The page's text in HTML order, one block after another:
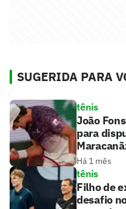
SUGERIDA PARA
tênis
João
para
Há 1 mês
tênis
Filho de
desafio